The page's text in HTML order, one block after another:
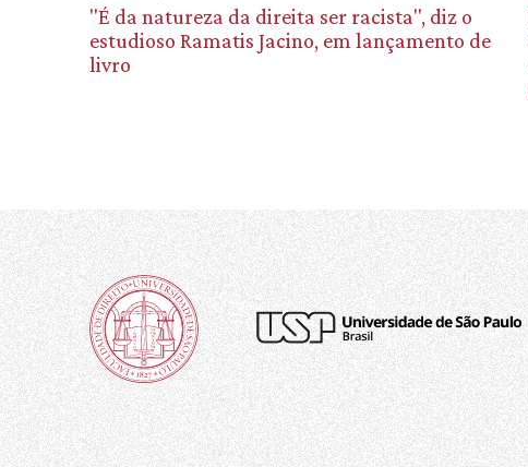
"É da natureza da direita ser racista", diz o
estudioso Ramatis Jacino, em lançamento de
livro